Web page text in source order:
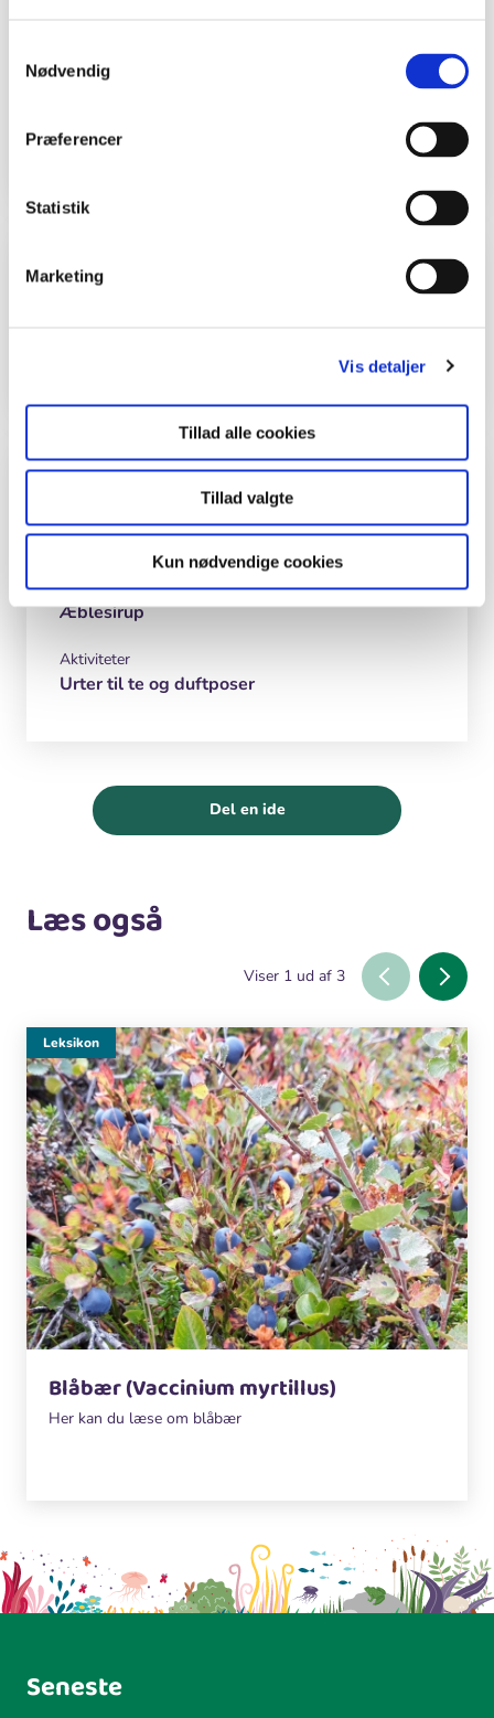
Nødvendig
Præferencer
Statistik
Marketing
Vis detaljer
Tillad alle cookies
Tillad valgte
Kun nødvendige cookies
Alle kan bruge ideen her - børn, unge, voksne
og gamle. Hvis du er lærer, kan du bruge ideen
fag.
Inspiration og lignende materialer
Madkundskab
Vild mad
Æblesirup
Aktiviteter
Urter til te og duftposer
Del en ide
Læs også
Viser 1 ud af 3
Blåbær (Vaccinium myrtillus)
Her kan du læse om blåbær
Leksikon
Seneste